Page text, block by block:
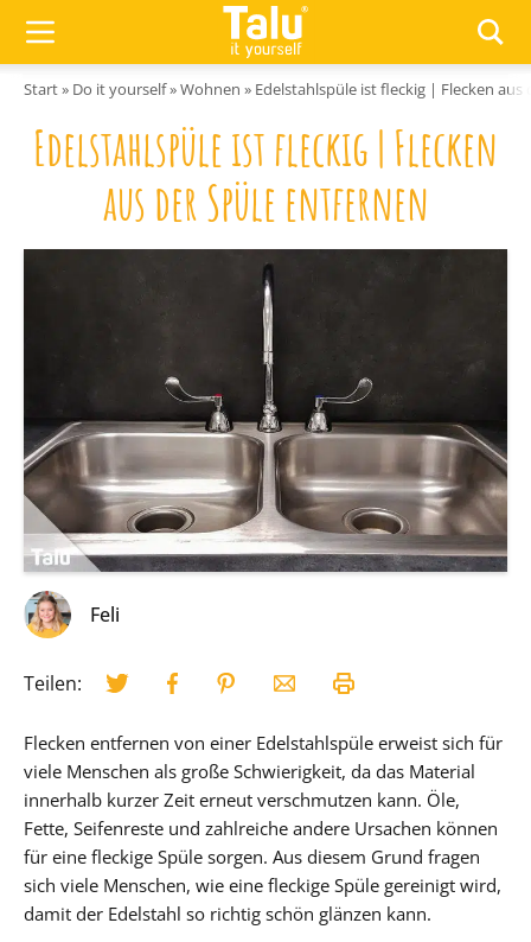
Start» Do it yourself»Wohnen » Edelstahlspüle ist fleckig | Flecken aus
Edelstahlspüle ist fleckig | Flecken
aus der Spüle entfernen
Feli
Teilen:
Flecken entfernen von einer Edelstahlspüle erweist sich für
viele Menschen als große Schwierigkeit, da das Material
innerhalb kurzer Zeit erneut verschmutzen kann. Öle,
Fette, Seifenreste und zahlreiche andere Ursachen können
für eine fleckige Spüle sorgen. Aus diesem Grund fragen
sich viele Menschen, wie eine fleckige Spüle gereinigt wird,
damit der Edelstahl so richtig schön glänzen kann.